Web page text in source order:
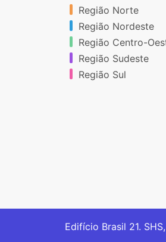
Região Norte
Região Nordeste
Região Centro-
Região Sudeste
Região Sul
Edifício Brasil 21.